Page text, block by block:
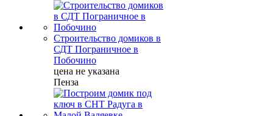
Строительство домиков в
СДТ Пограничное в
Побочино
цена не указана
Пенза